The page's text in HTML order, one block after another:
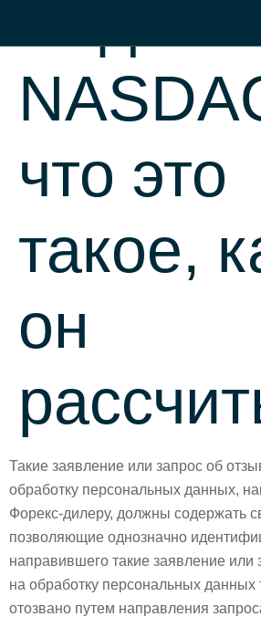
что это
такое,
он
Такие заявление или запрос об
обработку персональных данных,
Форекс-дилеру, должны содержать
позволяющие однозначно
направившего такие заявление или
на обработку персональных
отозвано путем направления